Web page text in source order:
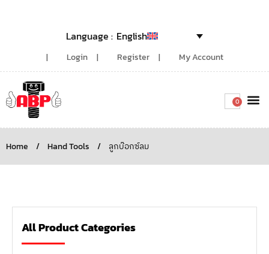
English
Login Register My Account
0
Home / Hand Tools / ลูกบ๊อกซ์ลม
All Product Categories